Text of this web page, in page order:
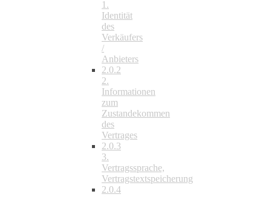
1.
Identität
des
Verkäufers
/
Anbieters
2.0.2
2.
Informationen
zum
Zustandekommen
des
Vertrages
2.0.3
3.
Vertragssprache,
Vertragstextspeicherung
2.0.4